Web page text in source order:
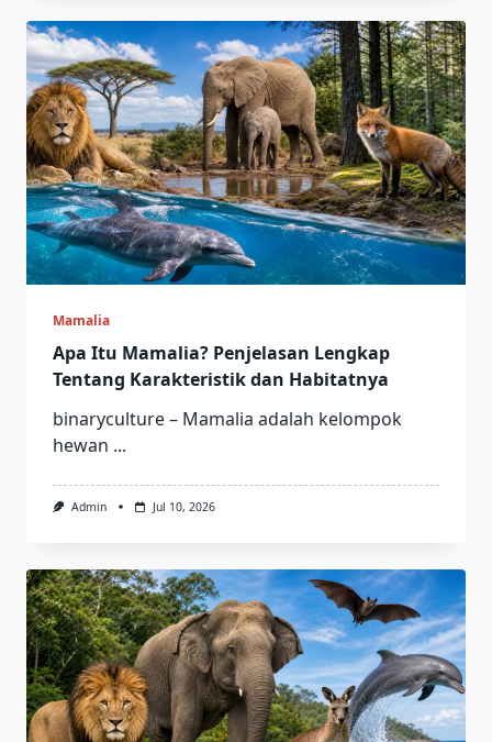
Mamalia
Apa Itu Mamalia? Penjelasan Lengkap
Tentang Karakteristik dan Habitatnya
binaryculture – Mamalia adalah kelompok
hewan ...
Admin Jul 10, 2026